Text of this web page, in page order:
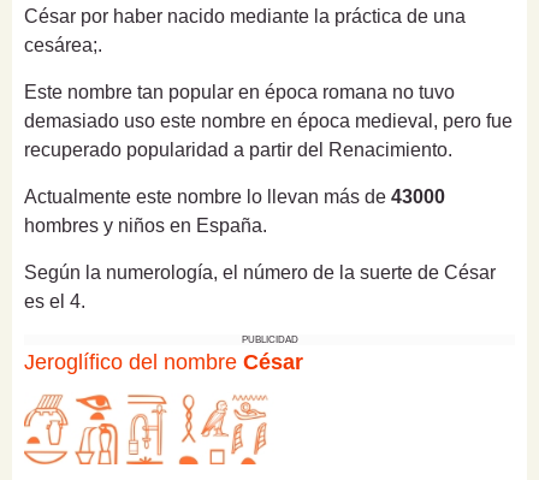
César por haber nacido mediante la práctica de una
cesárea;.
Este nombre tan popular en época romana no tuvo
demasiado uso este nombre en época medieval, pero fue
recuperado popularidad a partir del Renacimiento.
Actualmente este nombre lo llevan más de 43000
hombres y niños en España.
Según la numerología, el número de la suerte de César
es el 4.
PUBLICIDAD
Jeroglífico del nombre César